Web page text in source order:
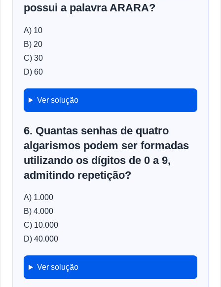
possui a palavra ARARA?
A) 10
B) 20
C) 30
D) 60
Ver solução
6. Quantas senhas de quatro
algarismos podem ser formadas
utilizando os dígitos de 0 a 9,
admitindo repetição?
A) 1.000
B) 4.000
C) 10.000
D) 40.000
Ver solução